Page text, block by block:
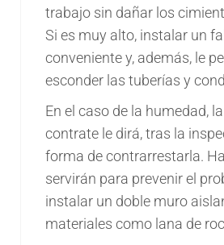
trabajo sin dañar los
Si es muy alto, instalar un
conveniente y, además, le
esconder las tuberías y
En el caso de la humedad,
contrate le dirá, tras la
forma de contrarrestarla.
servirán para prevenir el
instalar un doble muro
materiales como lana de